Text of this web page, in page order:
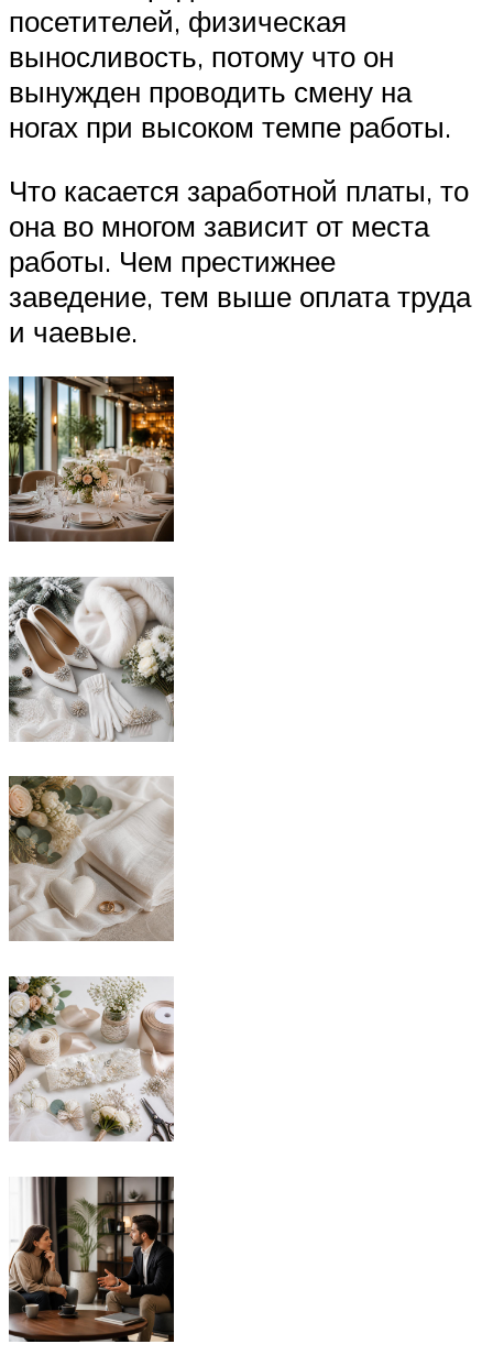
посетителей, физическая
выносливость, потому что он
вынужден проводить смену на
ногах при высоком темпе работы.
Что касается заработной платы, то
она во многом зависит от места
работы. Чем престижнее
заведение, тем выше оплата труда
и чаевые.